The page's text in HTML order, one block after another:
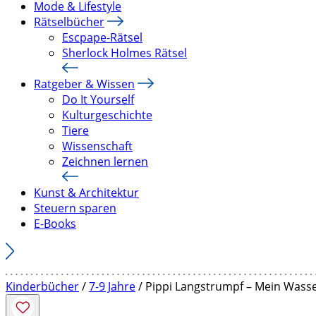
Mode & Lifestyle
Rätselbücher
Escpape-Rätsel
Sherlock Holmes Rätsel
Ratgeber & Wissen
Do It Yourself
Kulturgeschichte
Tiere
Wissenschaft
Zeichnen lernen
Kunst & Architektur
Steuern sparen
E-Books
Kinderbücher/7-9 Jahre/ Pippi Langstrumpf – Mein